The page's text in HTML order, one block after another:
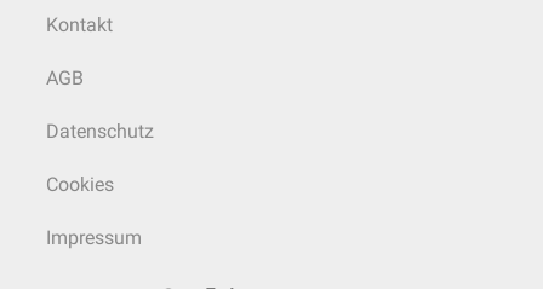
Kontakt
AGB
Datenschutz
Cookies
Impressum